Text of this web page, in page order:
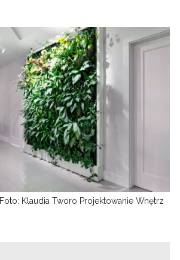
Foto: Klaudia Tworo Projektowanie Wnętrz